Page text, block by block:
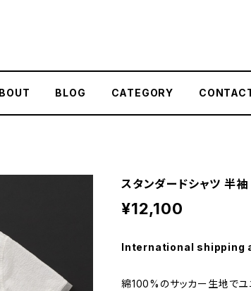
BLOG CATEGORY
スタンダードシャツ
¥12,100
International shipping
綿100%のサッカー生地でユ